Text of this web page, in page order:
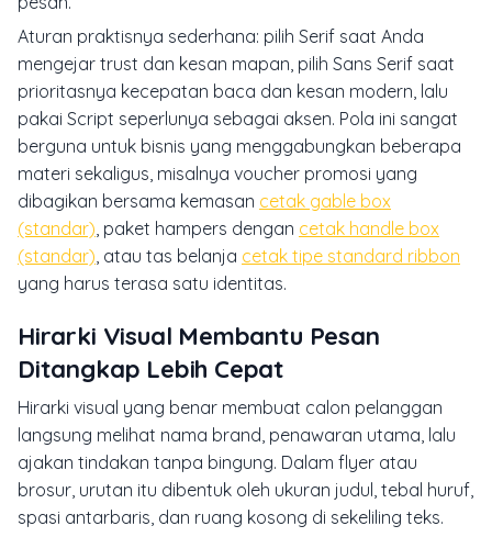
Aturan praktisnya sederhana: pilih Serif saat Anda
mengejar trust dan kesan mapan, pilih Sans Serif saat
prioritasnya kecepatan baca dan kesan modern, lalu
pakai Script seperlunya sebagai aksen. Pola ini sangat
berguna untuk bisnis yang menggabungkan beberapa
materi sekaligus, misalnya voucher promosi yang
dibagikan bersama kemasan cetak gable box
(standar), paket hampers dengan cetak handle box
(standar), atau tas belanja cetak tipe standard ribbon
yang harus terasa satu identitas.
Hirarki Visual Membantu Pesan
Ditangkap Lebih Cepat
Hirarki visual yang benar membuat calon pelanggan
langsung melihat nama brand, penawaran utama, lalu
ajakan tindakan tanpa bingung. Dalam flyer atau
brosur, urutan itu dibentuk oleh ukuran judul, tebal huruf,
spasi antarbaris, dan ruang kosong di sekeliling teks.